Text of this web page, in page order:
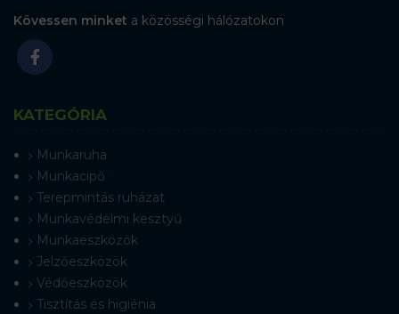
Kövessen minket a közösségi hálózatokon
KATEGÓRIA
Munkaruha
Munkacipő
Terepmintás ruházat
Munkavédelmi kesztyű
Munkaeszközök
Jelzőeszközök
Védőeszközök
Tisztítás és higiénia